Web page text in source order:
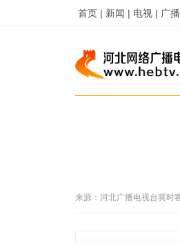
首页 | 新闻 | 电视 | 广
来源： 河北广播电视台冀时